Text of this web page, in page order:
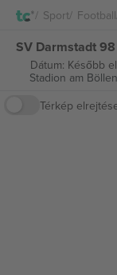
Sport Football
Dátum: Később
Stadion am
Térkép